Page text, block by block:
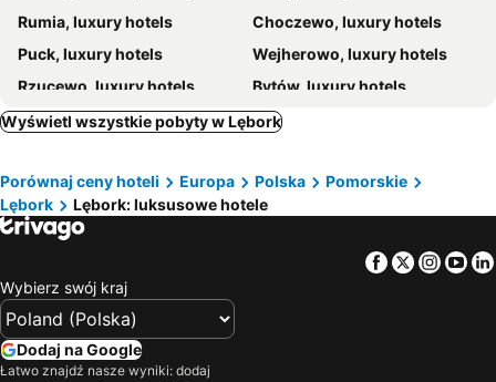
Rumia, luxury hotels
Choczewo, luxury hotels
Puck, luxury hotels
Wejherowo, luxury hotels
Rzucewo, luxury hotels
Bytów, luxury hotels
Kartuzy, luxury hotels
Kosakowo, luxury hotels
Parchowo, luxury hotels
Żukowo, luxury hotels
Wyświetl wszystkie pobyty w Lębork
Porównaj ceny hoteli Europa Polska
Pomorskie
Lębork
Lębork: luksusowe hotele
Facebook
Twitter
Wybierz swój kraj
Dodaj na Google
Łatwo znajdź nasze wyniki: dodaj